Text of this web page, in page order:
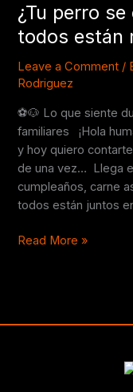
¿Tu perro
todos están
Leave a Comment /
Rodriguez
⚽🐶 Lo que siente
familiares ¡Hola
y hoy quiero
de una vez… Llega
cumpleaños, carne
todos están juntos
se
emociona
cuando
todos
están
Read More »